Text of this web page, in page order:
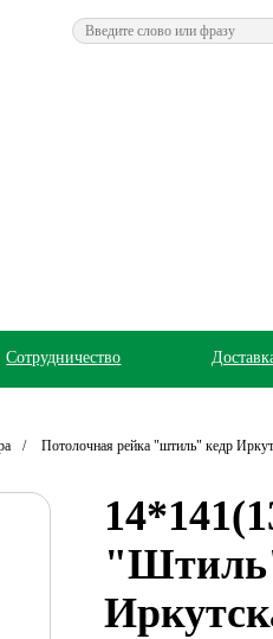
Сотрудничество
Потолочная рейка "штиль" кедр